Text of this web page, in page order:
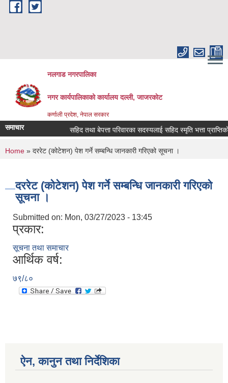
Skip to main content
नलगाड नगरपालिका
नगर कार्यपालिकाको कार्यालय दल्ली, जाजरकाेट
कर्णाली प्रदेश, नेपाल सरकार
समाचार सहिद तथा बेपत्ता परिवारका सदस्यलाई सहिद स्मृति भत्ता प्राप्तिको
You are here
Home » दररेट (कोटेशन) पेश गर्ने सम्बन्धि जानकारी गरिएको सूचना ।
दररेट (कोटेशन) पेश गर्ने सम्बन्धि जानकारी गरिएको
सूचना ।
Submitted on: Mon, 03/27/2023 - 13:45
प्रकार:
सूचना तथा समाचार
आर्थिक वर्ष:
७९/८०
ऐन, कानुन तथा निर्देशिका